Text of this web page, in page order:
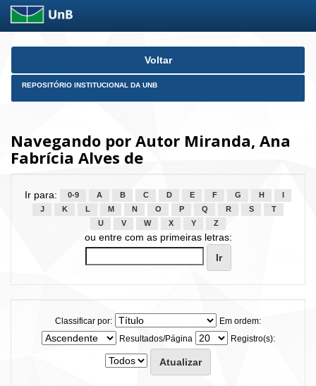
Skip
Voltar
REPOSITÓRIO INSTITUCIONAL DA UNB
Navegando por Autor Miranda, Ana
Fabrícia Alves de
Ir para: 0-9 A B C D E F G H
J
K L M N O P Q R S
T
U
V W X Y Z
ou entre com as primeiras letras:
Classificar por:
Em ordem:
Resultados/Página
Registro(s):